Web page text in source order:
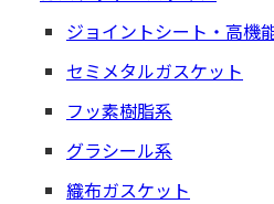
ジョイントシート・高機
セミメタルガスケット
フッ素樹脂系
グラシール系
織布ガスケット